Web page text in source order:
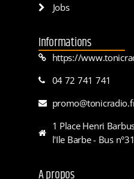
Jobs
Informations
https://
04 72 741 741
1 Place Henri
l'Ile Barbe - Bus
A propos